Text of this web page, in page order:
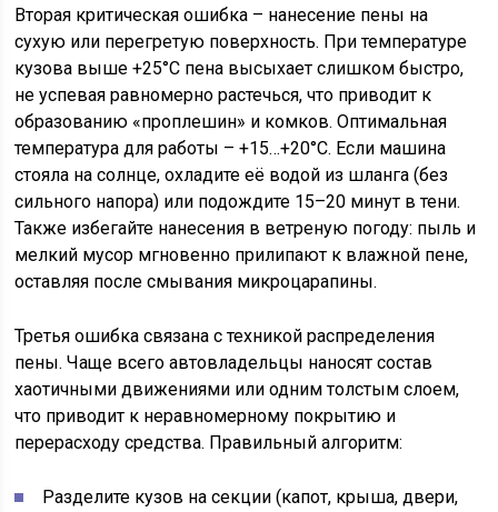
Вторая критическая ошибка – нанесение пены на
сухую или перегретую поверхность. При температуре
кузова выше +25°C пена высыхает слишком быстро,
не успевая равномерно растечься, что приводит к
образованию «проплешин» и комков. Оптимальная
температура для работы – +15…+20°C. Если машина
стояла на солнце, охладите её водой из шланга (без
сильного напора) или подождите 15–20 минут в тени.
Также избегайте нанесения в ветреную погоду: пыль и
мелкий мусор мгновенно прилипают к влажной пене,
оставляя после смывания микроцарапины.
Третья ошибка связана с техникой распределения
пены. Чаще всего автовладельцы наносят состав
хаотичными движениями или одним толстым слоем,
что приводит к неравномерному покрытию и
перерасходу средства. Правильный алгоритм:
Разделите кузов на секции (капот, крыша, двери,